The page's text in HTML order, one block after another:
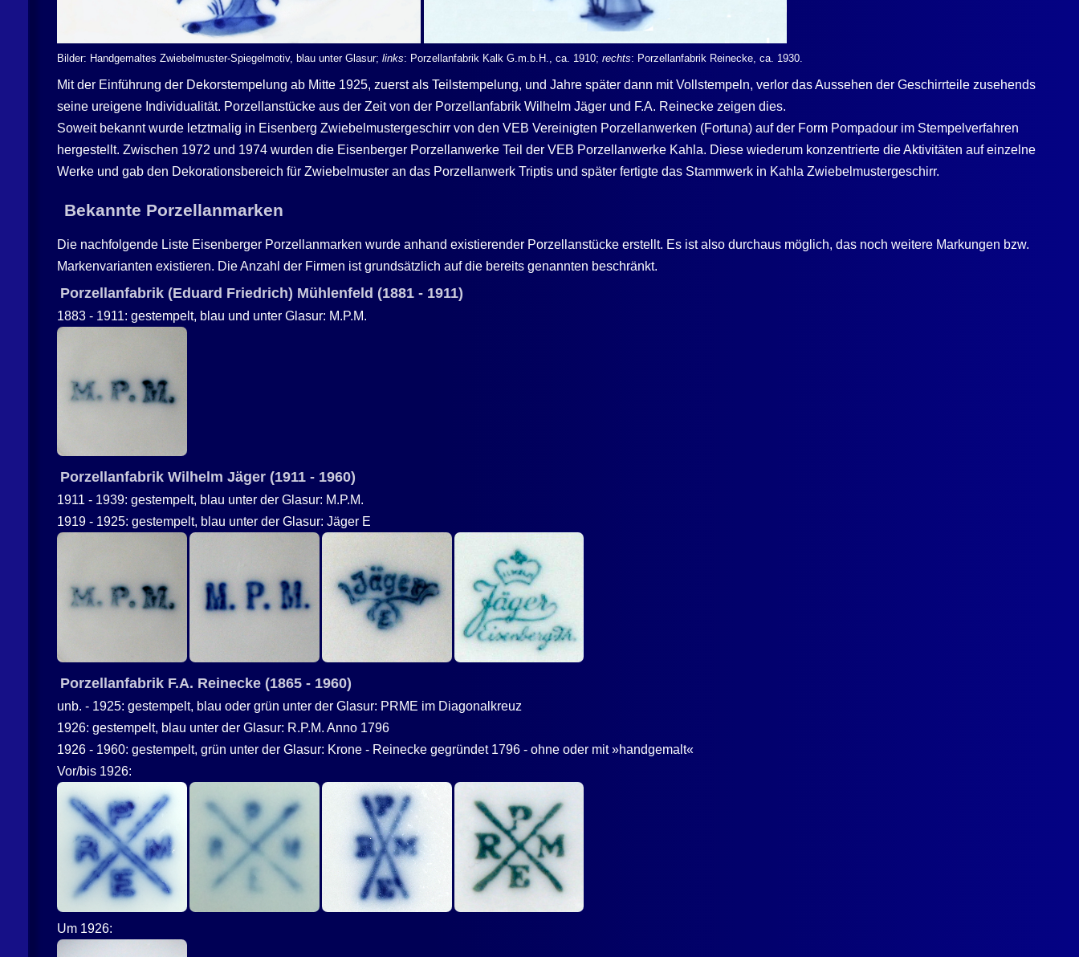
Bilder: Handgemaltes Zwiebelmuster-Spiegelmotiv, blau unter Glasur;links: Porzellanfabrik Kalk G.m.b.H., ca. 1910;rechts: Porzellanfabrik Reinecke, ca. 1930.
Mit der Einführung der Dekorstempelung ab Mitte 1925, zuerst als Teilstempelung, und Jahre später dann mit Vollstempeln, verlor das Aussehen der Geschirrteile zusehends
seine ureigene Individualität. Porzellanstücke aus der Zeit von der Porzellanfabrik Wilhelm Jäger und F.A. Reinecke zeigen dies.
Soweit bekannt wurde letztmalig in Eisenberg Zwiebelmustergeschirr von den VEB Vereinigten Porzellanwerken (Fortuna) auf der Form Pompadour im Stempelverfahren
hergestellt. Zwischen 1972 und 1974 wurden die Eisenberger Porzellanwerke Teil der VEB Porzellanwerke Kahla. Diese wiederum konzentrierte die Aktivitäten auf einzelne
Werke und gab den Dekorationsbereich für Zwiebelmuster an das Porzellanwerk Triptis und später fertigte das Stammwerk in Kahla Zwiebelmustergeschirr.
Bekannte Porzellanmarken
Die nachfolgende Liste Eisenberger Porzellanmarken wurde anhand existierender Porzellanstücke erstellt. Es ist also durchaus möglich, das noch weitere Markungen bzw.
Markenvarianten existieren. Die Anzahl der Firmen ist grundsätzlich auf die bereits genannten beschränkt.
Porzellanfabrik (Eduard Friedrich) Mühlenfeld (1881 - 1911)
1883 - 1911: gestempelt, blau und unter Glasur: M.P.M.
Porzellanfabrik Wilhelm Jäger (1911 - 1960)
1911 - 1939: gestempelt, blau unter der Glasur: M.P.M.
1919 - 1925: gestempelt, blau unter der Glasur: Jäger E
Porzellanfabrik F.A. Reinecke (1865 - 1960)
unb. - 1925: gestempelt, blau oder grün unter der Glasur: PRME im Diagonalkreuz
1926: gestempelt, blau unter der Glasur: R.P.M. Anno 1796
1926 - 1960: gestempelt, grün unter der Glasur: Krone - Reinecke gegründet 1796 - ohne oder mit »handgemalt«
Vor/bis 1926:
Um 1926: